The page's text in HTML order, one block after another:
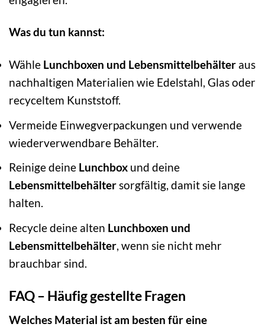
Was du tun kannst:
Wähle Lunchboxen und Lebensmittelbehälter aus
nachhaltigen Materialien wie Edelstahl, Glas oder
recyceltem Kunststoff.
Vermeide Einwegverpackungen und verwende
wiederverwendbare Behälter.
Reinige deine Lunchbox und deine
Lebensmittelbehältersorgfältig, damit sie lange
halten.
Recycle deine alten Lunchboxen und
Lebensmittelbehälter, wenn sie nicht mehr
brauchbar sind.
FAQ – Häufig gestellte Fragen
Welches Material ist am besten für eine